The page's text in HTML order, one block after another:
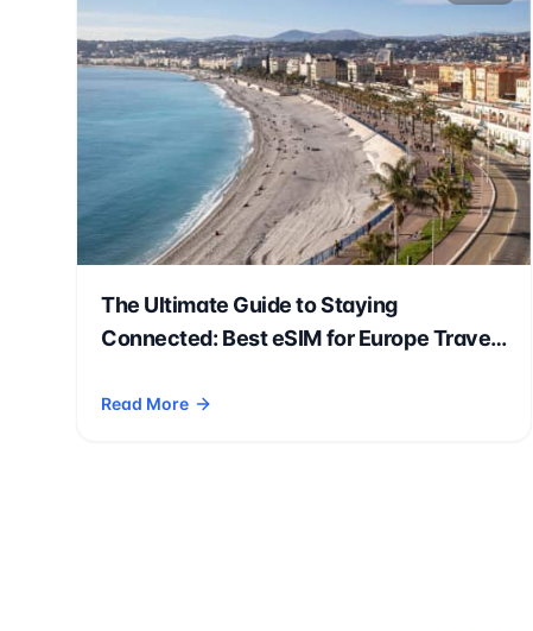
The Ultimate Guide to Staying
Connected: Best eSIM for Europe Travel
Read More
- The Ultimate Guide to Staying Connected: Best